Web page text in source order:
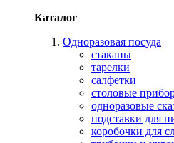
Каталог
Одноразовая посуда
стаканы
тарелки
салфетки
столовые
одноразовые
подставки для
коробочки для